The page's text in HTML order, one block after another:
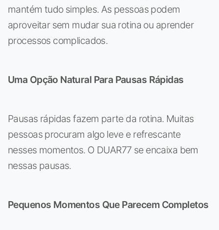
mantém tudo simples. As pessoas podem
aproveitar sem mudar sua rotina ou aprender
processos complicados.
Uma Opção Natural Para Pausas Rápidas
Pausas rápidas fazem parte da rotina. Muitas
pessoas procuram algo leve e refrescante
nesses momentos. O DUAR77 se encaixa bem
nessas pausas.
Pequenos Momentos Que Parecem Completos